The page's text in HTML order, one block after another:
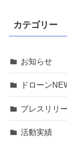
カテゴリー
お知らせ
ドローン
プレスリリ
活動実績